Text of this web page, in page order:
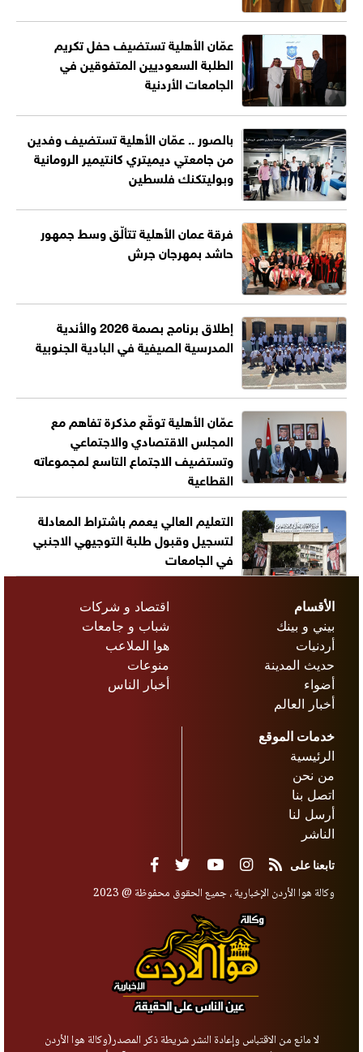
عمّان الأهلية تستضيف حفل تكريم
الطلبة السعوديين المتفوقين في
الجامعات الأردنية
بالصور .. عمّان الأهلية تستضيف وفدين
من جامعتي ديميتري كانتيمير الرومانية
وبوليتكنك فلسطين
فرقة عمان الأهلية تتألّق وسط جمهور
حاشد بمهرجان جرش
إطلاق برنامج بصمة 2026 والأندية
المدرسية الصيفية في البادية الجنوبية
عمّان الأهلية توقّع مذكرة تفاهم مع
المجلس الاقتصادي والاجتماعي
وتستضيف الاجتماع التاسع لمجموعاته
القطاعية
التعليم العالي يعمم باشتراط المعادلة
لتسجيل وقبول طلبة التوجيهي الاجنبي
في الجامعات
الأقسام
بيني و بينك
أردنيات
حديث المدينة
أضواء
أخبار العالم
اقتصاد و شركات
شباب و جامعات
هوا الملاعب
منوعات
أخبار الناس
خدمات الموقع
الرئيسية
من نحن
اتصل بنا
أرسل لنا
الناشر
تابعنا على
وكالة هوا الأردن الإخبارية ، جميع الحقوق محفوظة @ 2023
لا مانع من الاقتباس وإعادة النشر شريطة ذكر المصدر(وكالة هوا الأردن